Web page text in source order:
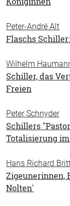
Peter-André Alt
Flaschs
Wilhelm
Schiller, das
Freien
Peter Schnyder
Schillers
Totalisierung
Hans Richard
Zigeunerinnen,
Nolten'